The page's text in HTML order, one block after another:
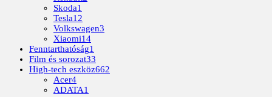
Skoda1
Tesla12
Volkswagen3
Xiaomi14
Fenntarthatóság1
Film és sorozat33
High-tech eszköz662
Acer4
ADATA1